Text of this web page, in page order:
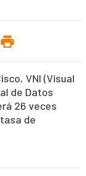
VNI (Visual
de Datos
26 veces
de